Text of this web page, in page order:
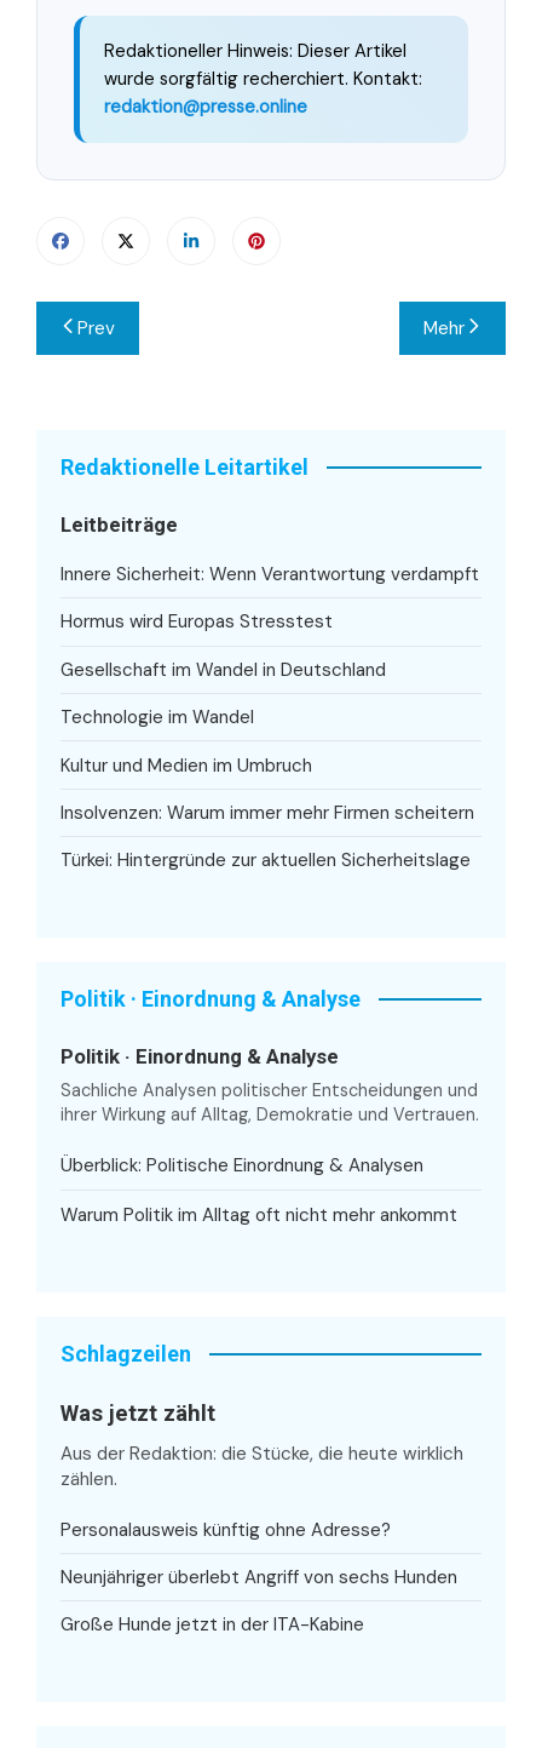
Redaktioneller Hinweis: Dieser Artikel
wurde sorgfältig recherchiert. Kontakt:
redaktion@presse.online
Beitragsnavigation
Prev Mehr
Redaktionelle Leitartikel
Leitbeiträge
Innere Sicherheit: Wenn Verantwortung verdampft
Hormus wird Europas Stresstest
Gesellschaft im Wandel in Deutschland
Technologie im Wandel
Kultur und Medien im Umbruch
Insolvenzen: Warum immer mehr Firmen scheitern
Türkei: Hintergründe zur aktuellen Sicherheitslage
Politik · Einordnung & Analyse
Politik · Einordnung & Analyse
Sachliche Analysen politischer Entscheidungen und
ihrer Wirkung auf Alltag, Demokratie und Vertrauen.
Überblick: Politische Einordnung & Analysen
Warum Politik im Alltag oft nicht mehr ankommt
Schlagzeilen
Was jetzt zählt
Aus der Redaktion: die Stücke, die heute wirklich
zählen.
Personalausweis künftig ohne Adresse?
Neunjähriger überlebt Angriff von sechs Hunden
Große Hunde jetzt in der ITA-Kabine